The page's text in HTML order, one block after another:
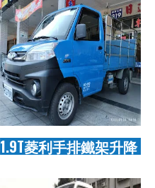
1.9T菱利手排鐵架升降